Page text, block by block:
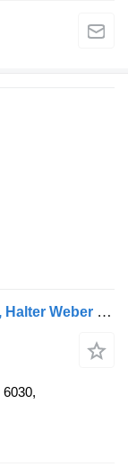
Fahrerhaus Aufhängung, Befestigung, Halter Weber 81618516030, HFHS35A-1023497, MAN-Nr. 6030 для тягача MAN TGX Euro 6